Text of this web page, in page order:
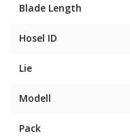
Blade Length
Hosel ID
Lie
Modell
Pack